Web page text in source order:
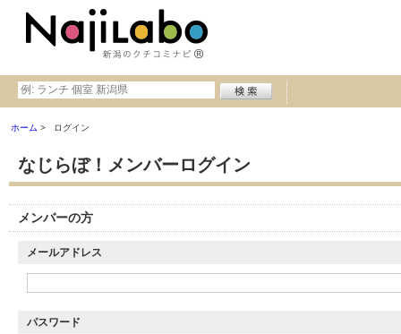
ホーム ログイン
なじらぼ！メンバーログイン
メンバーの方
メールアドレス
パスワード